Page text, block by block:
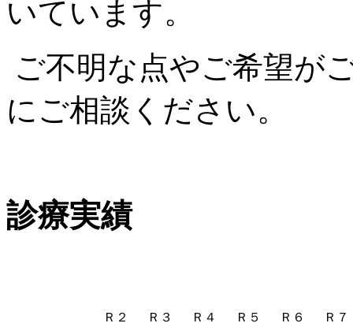
いています。
ご不明な点やご希望が
にご相談ください。
診療実績
Ｒ２ Ｒ３ Ｒ４ Ｒ５ Ｒ６
Ｒ７